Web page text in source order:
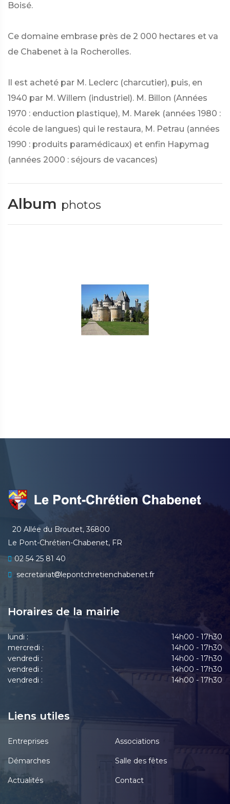
Boisé.
Ce domaine embrase près de 2 000 hectares et va
de Chabenet à la Rocherolles.
Il est acheté par M. Leclerc (charcutier), puis, en
1940 par M. Willem (industriel). M. Billon (Années
1970 : enduction plastique), M. Marek (années 1980 :
école de langues) qui le restaura, M. Petrau (années
1990 : produits paramédicaux) et enfin Hapymag
(années 2000 : séjours de vacances)
Album photos
20 Allée du Broutet, 36800
Le Pont-Chrétien-Chabenet, FR
02 54 25 81 40
secretariat
lepontchretienchabenet.fr
Horaires de la mairie
lundi :
14h00 - 17h30
mercredi :
14h00 - 17h30
vendredi :
14h00 - 17h30
vendredi :
14h00 - 17h30
vendredi :
14h00 - 17h30
Liens utiles
Entreprises Associations
Démarches Salle des fêtes
Actualités Contact